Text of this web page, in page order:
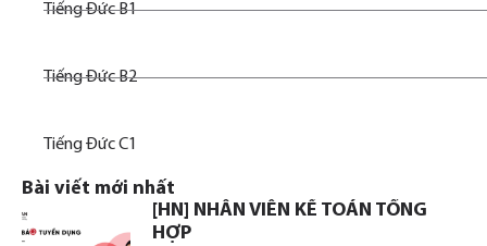
Tiếng Đức B1
Tiếng Đức B2
Tiếng Đức C1
Bài viết mới nhất
[HN] NHÂN VIÊN KẾ TOÁN TỔNG
HỢP